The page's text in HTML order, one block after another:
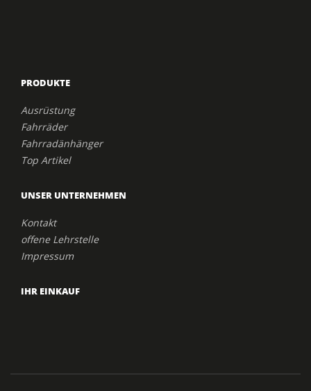
PRODUKTE
Ausrüstung
Fahrräder
Fahrradänhänger
Top Artikel
UNSER UNTERNEHMEN
Kontakt
offene Lehrstelle
Impressum
IHR EINKAUF